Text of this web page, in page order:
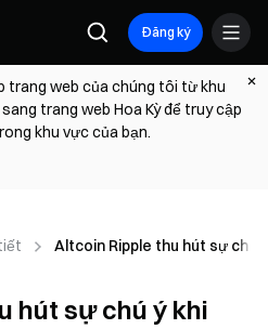
Đăng ký
trang web của chúng tôi từ khu
trang web Hoa Kỳ để truy cập
khu vực của bạn.
Altcoin Ripple thu hút sự chú
hút sự chú ý khi